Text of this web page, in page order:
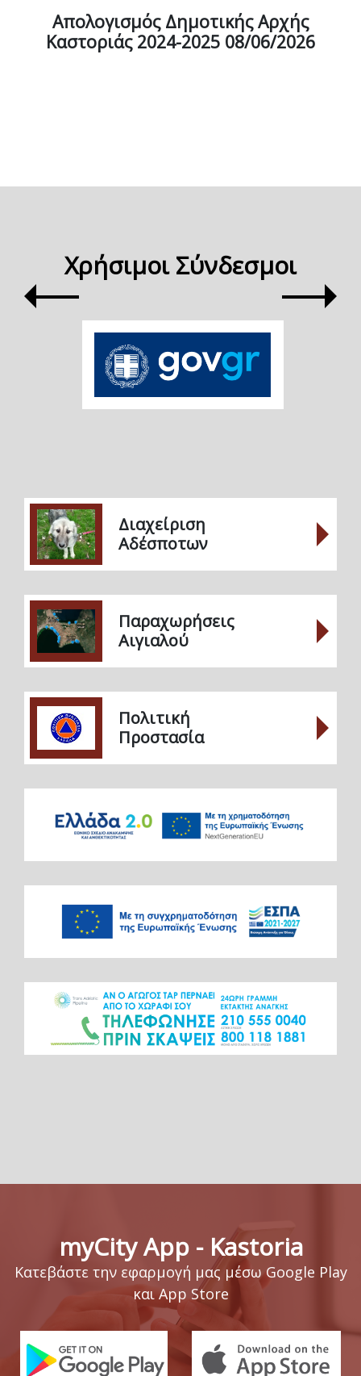
Απολογισμός Δημοτικής Αρχής
Καστοριάς 2024-2025 08/06/2026
Χρήσιμοι Σύνδεσμοι
Διαχείριση
Αδέσποτων
Παραχωρήσεις
Αιγιαλού
Πολιτική
Προστασία
myCity App - Kastoria
Κατεβάστε την εφαρμογή μας μέσω Google Play
και App Store